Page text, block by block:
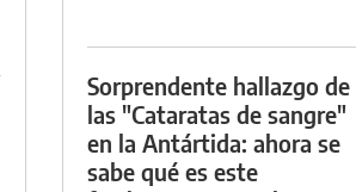
Sorprendente hallazgo de
las "Cataratas de sangre"
en la Antártida: ahora se
sabe qué es este